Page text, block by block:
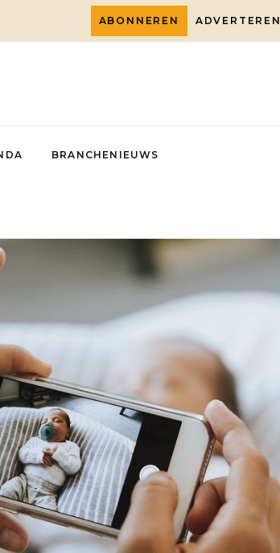
ABONNEREN ADVERTEREN
BRANCHENIEUWS